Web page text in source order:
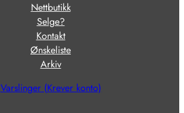
Nettbutikk
Selge?
Kontakt
Ønskeliste
Arkiv
Varslinger (Krever konto)